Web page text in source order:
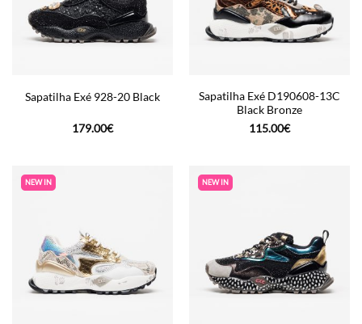
Sapatilha Exé 928-20 Black
179.00€
Sapatilha Exé D190608-13C
Black Bronze
115.00€
NEW IN NEW IN